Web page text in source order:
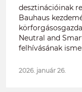
desztinációinak
Bauhaus
Neutral and
felhívásának
2026. január 26.